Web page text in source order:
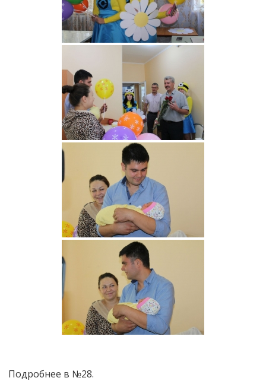
Подробнее в №28.